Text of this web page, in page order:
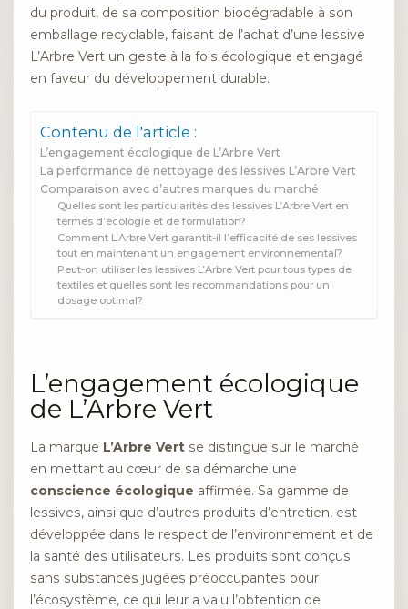
du produit, de sa composition biodégradable à son
emballage recyclable, faisant de l’achat d’une lessive
L’Arbre Vert un geste à la fois écologique et engagé
en faveur du développement durable.
Contenu de l'article :
L’engagement écologique de L’Arbre Vert
La performance de nettoyage des lessives L’Arbre Vert
Comparaison avec d’autres marques du marché
Quelles sont les particularités des lessives L’Arbre Vert en
termes d’écologie et de formulation?
Comment L’Arbre Vert garantit-il l’efficacité de ses lessives
tout en maintenant un engagement environnemental?
Peut-on utiliser les lessives L’Arbre Vert pour tous types de
textiles et quelles sont les recommandations pour un
dosage optimal?
L’engagement écologique
de L’Arbre Vert
La marque L’Arbre Vert se distingue sur le marché
en mettant au cœur de sa démarche une
conscience écologique affirmée. Sa gamme de
lessives, ainsi que d’autres produits d’entretien, est
développée dans le respect de l’environnement et de
la santé des utilisateurs. Les produits sont conçus
sans substances jugées préoccupantes pour
l’écosystème, ce qui leur a valu l’obtention de